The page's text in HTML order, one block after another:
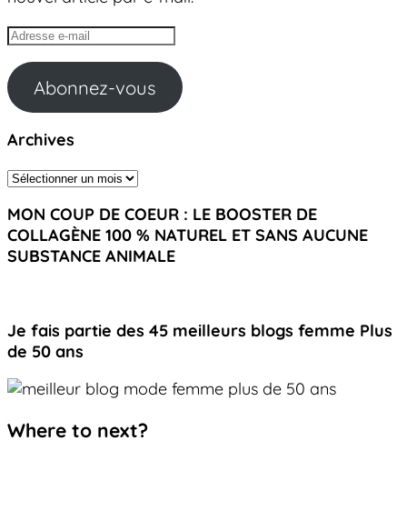
Adresse
mail
Abonnez-vous
Archives
Archives
MON COUP DE COEUR : LE BOOSTER DE
COLLAGÈNE 100 % NATUREL ET SANS AUCUNE
SUBSTANCE ANIMALE
Je fais partie des 45 meilleurs blogs femme Plus
de 50 ans
Where to next?